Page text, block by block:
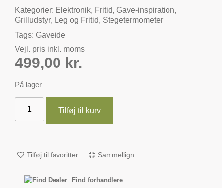
Kategorier: Elektronik, Fritid, Gave-inspiration,
Grilludstyr, Leg og Fritid, Stegetermometer
Tags: Gaveide
Vejl. pris inkl. moms
499,00 kr.
På lager
Tilføj til kurv
Tilføj til favoritter Sammellign
Find forhandlere